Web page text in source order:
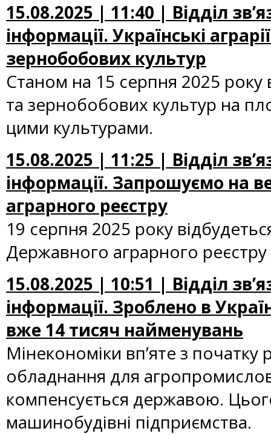
15.08.2025 | 11:40 | Відділ
інформації. Українські
зернобобових культур
Станом на 15 серпня 2025 року
та зернобобових культур на
цими культурами.
15.08.2025 | 11:25 | Відділ
інформації. Запрошуємо на
аграрного реєстру
19 серпня 2025 року
Державного аграрного
15.08.2025 | 10:51 | Відділ
інформації. Зроблено в
вже 14 тисяч найменувань
Мінекономіки вп’яте з початку
обладнання для
компенсується державою.
машинобудівні підприємства.